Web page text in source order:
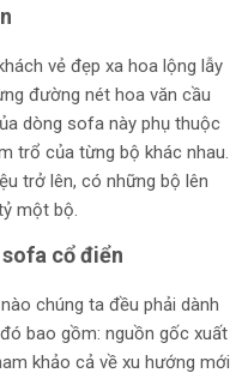
vẻ đẹp xa hoa lộng lẫy
đường nét hoa văn cầu
dòng sofa này phụ thuộc
trổ của từng bộ khác nhau.
trở lên, có những bộ lên
một bộ.
cổ điển
chúng ta đều phải dành
bao gồm: nguồn gốc xuất
khảo cả về xu hướng mới